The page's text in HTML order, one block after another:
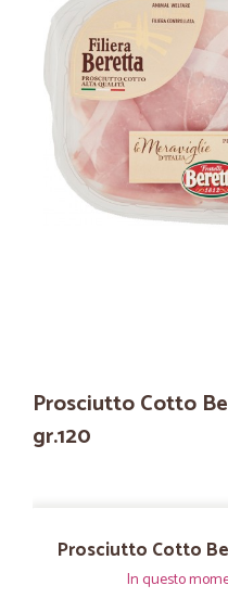
Prosciutto Cotto
gr.120
Prosciutto Cotto
In questo